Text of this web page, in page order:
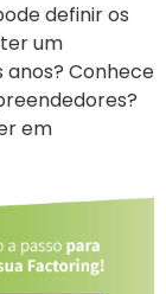
definir os
um
Conhece
em